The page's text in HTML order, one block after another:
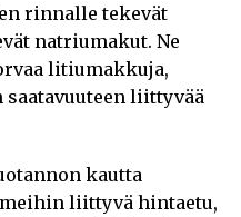
rinnalle tekevät
natriumakut. Ne
litiumakkuja,
liittyvää
kautta
liittyvä hintaetu,